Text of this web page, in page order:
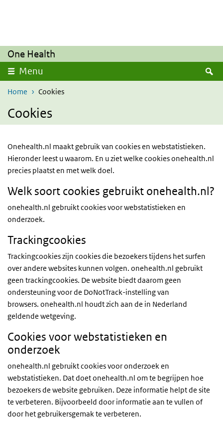
One Health
Menu
Home Cookies
Cookies
Onehealth.nl maakt gebruik van cookies en webstatistieken.
Hieronder leest u waarom. En u ziet welke cookies onehealth.nl
precies plaatst en met welk doel.
Welk soort cookies gebruikt onehealth.nl?
onehealth.nl gebruikt cookies voor webstatistieken en
onderzoek.
Trackingcookies
Trackingcookies zijn cookies die bezoekers tijdens het surfen
over andere websites kunnen volgen. onehealth.nl gebruikt
geen trackingcookies. De website biedt daarom geen
ondersteuning voor de DoNotTrack-instelling van
browsers. onehealth.nl houdt zich aan de in Nederland
geldende wetgeving.
Cookies voor webstatistieken en
onderzoek
onehealth.nl gebruikt cookies voor onderzoek en
webstatistieken. Dat doet onehealth.nl om te begrijpen hoe
bezoekers de website gebruiken. Deze informatie helpt de site
te verbeteren. Bijvoorbeeld door informatie aan te vullen of
door het gebruikersgemak te verbeteren.